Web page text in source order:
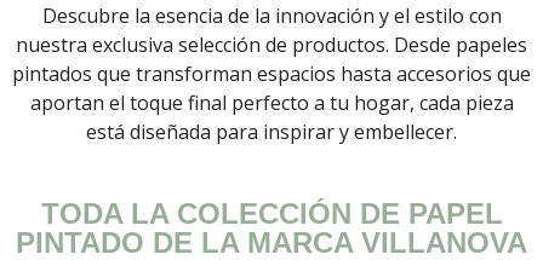
Descubre la esencia de la innovación y el estilo con
nuestra exclusiva selección de productos. Desde papeles
pintados que transforman espacios hasta accesorios que
aportan el toque final perfecto a tu hogar, cada pieza
está diseñada para inspirar y embellecer.
TODA LA COLECCIÓN DE PAPEL
PINTADO DE LA MARCA VILLANOVA